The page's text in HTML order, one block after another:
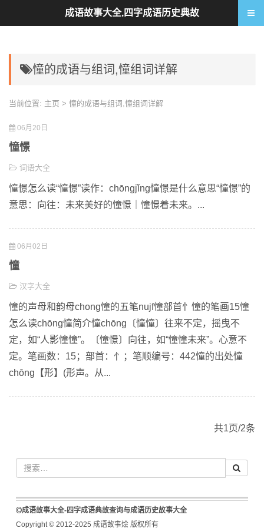
憧的成语与组词,憧组词详解
当前位置: 主页 > 憧的成语与组词,憧组词详解
06月20日
憧憬
词语大全
憧憬怎么读“憧憬”读作：chōngjǐng憧憬是什么意思“憧憬”的
意思：向往：未来美好的憧憬｜憧憬着未来。...
06月02日
憧
汉字大全
憧的声母和韵母chong憧的五笔nujf憧部首忄憧的笔画15憧
怎么读chōng憧简介憧chōng〔憧憧〕往来不定，摇曳不
定，如“人影憧憧”。〔憧憬〕向往，如“憧憧未来”。心意不
定。笔画数：15；部首：忄；笔顺编号：442憧的出处憧
chōng【形】(形声。从...
共1页/2条
成语故事大全-四字成语典故查询与成语历史故事大全
Copyright © 2012-2025 成语故事烩 版权所有
成语故事大全,四字成语历史典故